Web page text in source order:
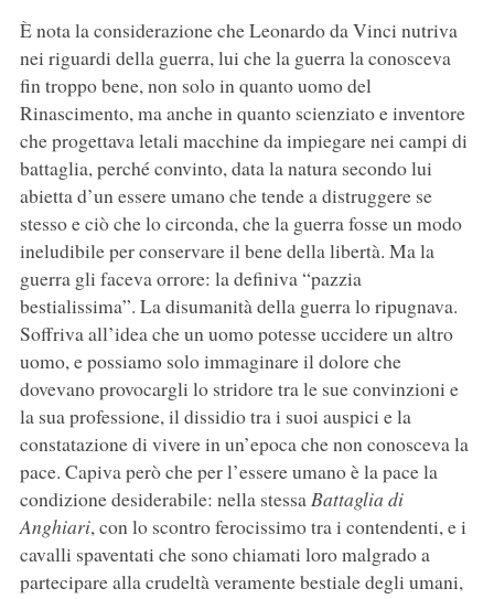
È nota la considerazione che Leonardo da Vinci nutriva
nei riguardi della guerra, lui che la guerra la conosceva
fin troppo bene, non solo in quanto uomo del
Rinascimento, ma anche in quanto scienziato e inventore
che progettava letali macchine da impiegare nei campi di
battaglia, perché convinto, data la natura secondo lui
abietta d’un essere umano che tende a distruggere se
stesso e ciò che lo circonda, che la guerra fosse un modo
ineludibile per conservare il bene della libertà. Ma la
guerra gli faceva orrore: la definiva “pazzia
bestialissima”. La disumanità della guerra lo ripugnava.
Soffriva all’idea che un uomo potesse uccidere un altro
uomo, e possiamo solo immaginare il dolore che
dovevano provocargli lo stridore tra le sue convinzioni e
la sua professione, il dissidio tra i suoi auspici e la
constatazione di vivere in un’epoca che non conosceva la
pace. Capiva però che per l’essere umano è la pace la
condizione desiderabile: nella stessaBattaglia di
Anghiari, con lo scontro ferocissimo tra i contendenti, e i
cavalli spaventati che sono chiamati loro malgrado a
partecipare alla crudeltà veramente bestiale degli umani,